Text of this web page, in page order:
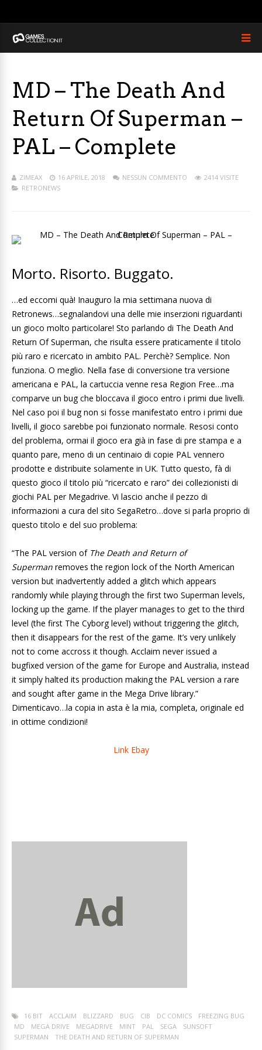
MD – The Death And
Return Of Superman –
PAL – Complete
ZIMEAX 16 APRILE, 2018 NESSUN COMMENTO
2414 VISITE
RETRONEWS
Morto. Risorto. Buggato.
…ed eccomi quà! Inauguro la mia settimana nuova di
Retronews…segnalandovi una delle mie inserzioni riguardanti
un gioco molto particolare! Sto parlando di The Death And
Return Of Superman, che risulta essere praticamente il titolo
più raro e ricercato in ambito PAL. Perchè? Semplice. Non
funziona. O meglio. Nella fase di conversione tra versione
americana e PAL, la cartuccia venne resa Region Free…ma
comparve un bug che bloccava il gioco entro i primi due livelli.
Nel caso poi il bug non si fosse manifestato entro i primi due
livelli, il gioco sarebbe poi funzionato normale. Resosi conto
del problema, ormai il gioco era già in fase di pre stampa e a
quanto pare, meno di un centinaio di copie PAL vennero
prodotte e distribuite solamente in UK. Tutto questo, fà di
questo gioco il titolo più “ricercato e raro” dei collezionisti di
giochi PAL per Megadrive. Vi lascio anche il pezzo di
informazioni a cura del sito SegaRetro…dove si parla proprio di
questo titolo e del suo problema:
“The PAL version of The Death and Return of
Superman removes the region lock of the North American
version but inadvertently added a glitch which appears
randomly while playing through the first two Superman levels,
locking up the game. If the player manages to get to the third
level (the first The Cyborg level) without triggering the glitch,
then it disappears for the rest of the game. It’s very unlikely
not to come accross it though. Acclaim never issued a
bugfixed version of the game for Europe and Australia, instead
it simply halted its production making the PAL version a rare
and sought after game in the Mega Drive library.”
Dimenticavo…la copia in asta è la mia, completa, originale ed
in ottime condizioni!
Link Ebay
16 BIT ACCLAIM BLIZZARD BUG CIB DC COMICS
FREEZING BUG
MD
MEGA DRIVE MEGADRIVE MINT PAL SEGA
SUNSOFT
SUPERMAN
THE DEATH AND RETURN OF SUPERMAN